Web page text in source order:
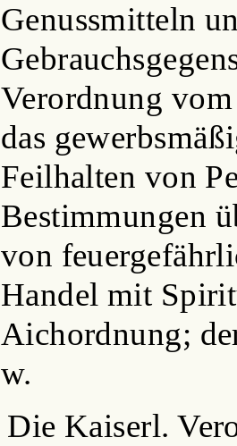
Genussmitteln
Verordnung
das
Feilhalten von
Bestimmungen
von
Handel mit
Aichordnung;
w.
Die Kaiserl.